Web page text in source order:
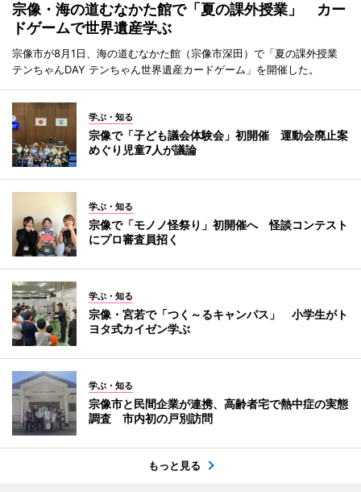
宗像・海の道むなかた館で「夏の課外授業」 カー
ドゲームで世界遺産学ぶ
宗像市が8月1日、海の道むなかた館（宗像市深田）で「夏の課外授業
テンちゃんDAY テンちゃん世界遺産カードゲーム」を開催した。
学ぶ・知る
宗像で「子ども議会体験会」初開催 運動会廃止案
めぐり児童7人が議論
学ぶ・知る
宗像で「モノノ怪祭り」初開催へ 怪談コンテスト
にプロ審査員招く
学ぶ・知る
宗像・宮若で「つく～るキャンパス」 小学生がト
ヨタ式カイゼン学ぶ
学ぶ・知る
宗像市と民間企業が連携、高齢者宅で熱中症の実態
調査 市内初の戸別訪問
もっと見る